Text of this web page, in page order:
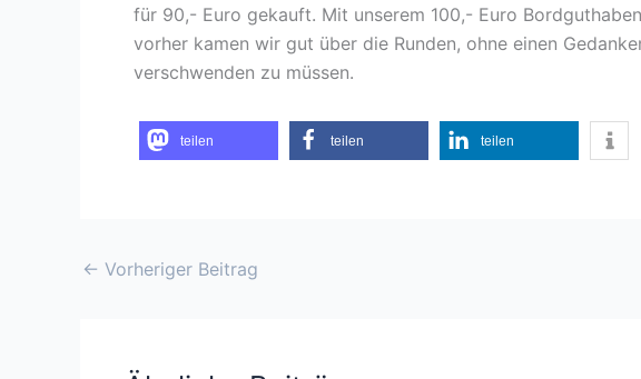
für 90,- Euro gekauft. Mit unserem 100,- Euro
vorher kamen wir gut über die Runden, ohne einen
verschwenden zu müssen.
teilen teilen teilen
← Vorheriger Beitrag